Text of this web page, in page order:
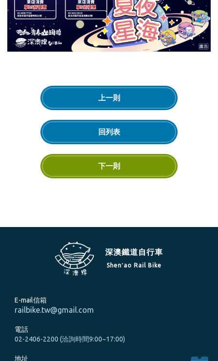
上一則
回列表
下一則
深澳鐵道自行車
Shen′ao Rail Bike
E-mail信箱
railbike.tw@gmail.com
電話
02-2406-2200 (洽詢時間9:00~17:00)
地址